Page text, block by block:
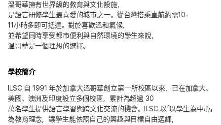
溫哥華擁有世界級的教育與文化設施，
是語言研修學生最喜愛的城市之一。從台灣搭乘直航約需10-
11小時多即可抵達。對於喜歡溫和氣候，
並希望同時享受都市便利與自然環境的學生來說，
溫哥華是一個理想的選擇。
學校簡介
ILSC 自 1991 年於加拿大溫哥華創立第一所校區以來，已在加拿大、
美國、澳洲及印度設立多個校區，累計為超過 30
萬名學生提供語言學習與跨文化交流的機會。ILSC 以「以學生為中心」
為教育理念，讓學生能依照自己的興趣與目標自由選課，